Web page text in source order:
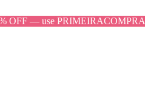
OFF — use PRIMEIRACOMPRA